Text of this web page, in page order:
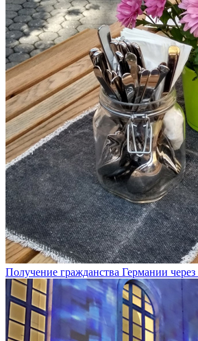
Получение гражданства Германии через